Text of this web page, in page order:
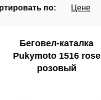
по: Цене
Беговел-каталка
Pukymoto 1516 rose
розовый